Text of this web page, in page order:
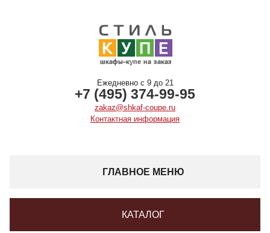
Ежедневно с 9 до 21
+7 (495) 374-99-95
zakaz@shkaf-coupe.ru
Контактная информация
ГЛАВНОЕ МЕНЮ
КАТАЛОГ